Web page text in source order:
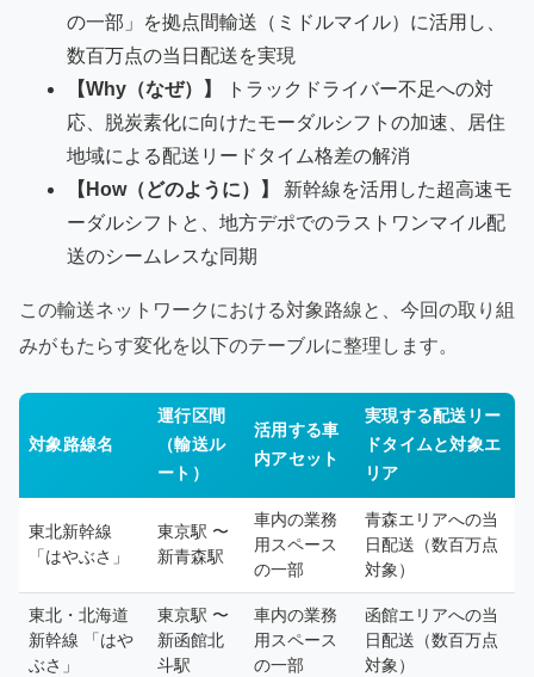
の一部」を拠点間輸送（ミドルマイル）に活用し、
数百万点の当日配送を実現
【Why（なぜ）】
トラックドライバー不足への対
応、脱炭素化に向けたモーダルシフトの加速、居住
地域による配送リードタイム格差の解消
【How（どのように）】
新幹線を活用した超高速モ
ーダルシフトと、地方デポでのラストワンマイル配
送のシームレスな同期
この輸送ネットワークにおける対象路線と、今回の取り組
みがもたらす変化を以下のテーブルに整理します。
対象路線名
運行区間
（輸送ル
ート）
活用する車
内アセット
実現する配送リー
ドタイムと対象エ
リア
東北新幹線
「はやぶさ」
東京駅 〜
新青森駅
車内の業務
用スペース
の一部
青森エリアへの当
日配送（数百万点
対象）
東北・北海道
新幹線 「はや
ぶさ」
東京駅 〜
新函館北
斗駅
車内の業務
用スペース
の一部
函館エリアへの当
日配送（数百万点
対象）